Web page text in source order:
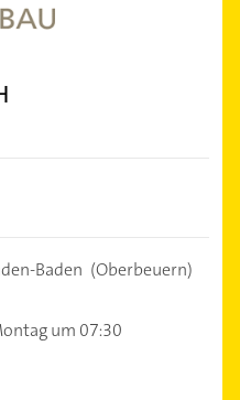
Baden (Oberbeuern)
um 07:30